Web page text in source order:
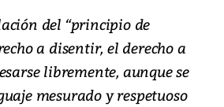
del “principio de
a disentir, el derecho a
libremente, aunque se
mesurado y respetuoso